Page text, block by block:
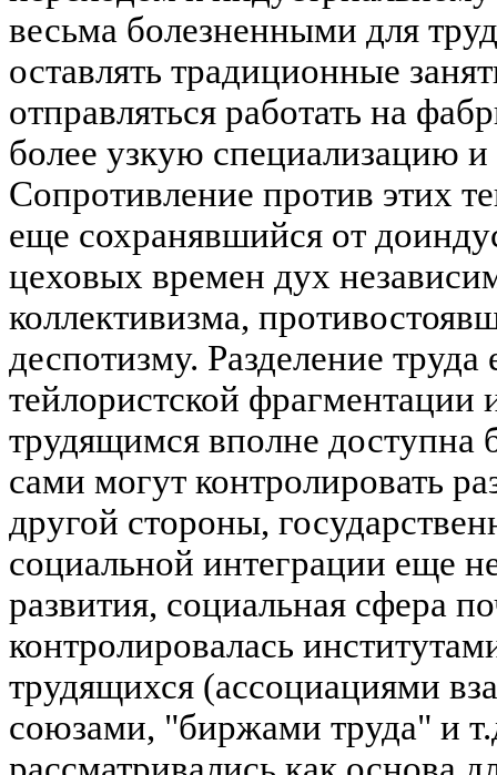
весьма болезненными для
оставлять традиционные
отправляться работать на
более узкую специализацию
Сопротивление против этих
еще сохранявшийся от
цеховых времен дух
коллективизма,
деспотизму. Разделение
тейлористской
трудящимся вполне доступна
сами могут контролировать
другой стороны,
социальной интеграции еще
развития, социальная сфера
контролировалась
трудящихся (ассоциациями
союзами, "биржами труда" и